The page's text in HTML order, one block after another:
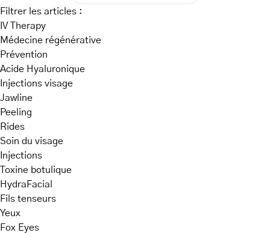
Filtrer les articles :
IV Therapy
Médecine régénérative
Prévention
Acide Hyaluronique
Injections visage
Jawline
Peeling
Rides
Soin du visage
Injections
Toxine botulique
HydraFacial
Fils tenseurs
Yeux
Fox Eyes